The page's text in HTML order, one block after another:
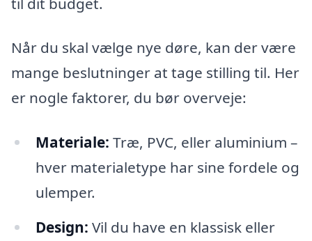
Når du skal vælge nye døre, kan der være
mange beslutninger at tage stilling til. Her
er nogle faktorer, du bør overveje:
Materiale: Træ, PVC, eller aluminium –
hver materialetype har sine fordele og
ulemper.
Design: Vil du have en klassisk eller